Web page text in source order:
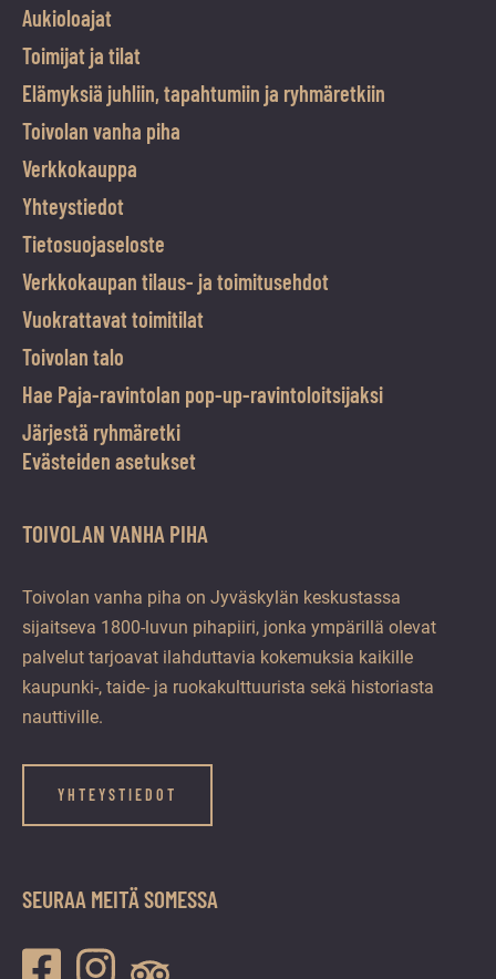
Aukioloajat
Toimijat ja tilat
Elämyksiä juhliin, tapahtumiin ja ryhmäretkiin
Toivolan vanha piha
Verkkokauppa
Yhteystiedot
Tietosuojaseloste
Verkkokaupan tilaus- ja toimitusehdot
Vuokrattavat toimitilat
Toivolan talo
Hae Paja-ravintolan pop-up-ravintoloitsijaksi
Järjestä ryhmäretki
Evästeiden asetukset
TOIVOLAN VANHA PIHA
Toivolan vanha piha on Jyväskylän keskustassa
sijaitseva 1800-luvun pihapiiri, jonka ympärillä olevat
palvelut tarjoavat ilahduttavia kokemuksia kaikille
kaupunki-, taide- ja ruokakulttuurista sekä historiasta
nauttiville.
YHTEYSTIEDOT
SEURAA MEITÄ SOMESSA